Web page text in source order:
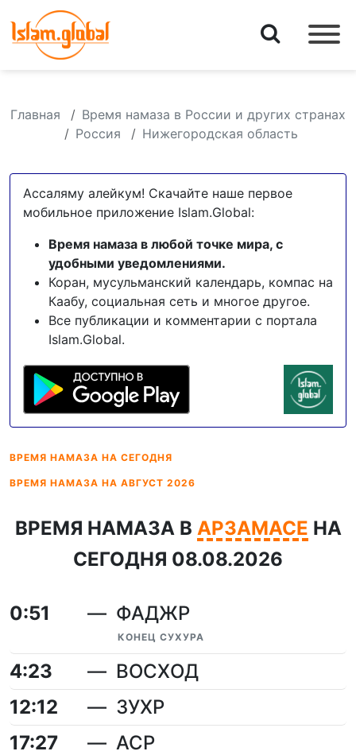
Главная
Время намаза в России и других странах
Россия
Нижегородская область
Ассаляму алейкум! Скачайте наше первое
мобильное приложение Islam.Global:
Время намаза в любой точке мира, с
удобными уведомлениями.
Коран, мусульманский календарь, компас на
Каабу, социальная сеть и многое другое.
Все публикации и комментарии с портала
Islam.Global.
ВРЕМЯ НАМАЗА НА СЕГОДНЯ
ВРЕМЯ НАМАЗА НА АВГУСТ 2026
ВРЕМЯ НАМАЗА В АРЗАМАСЕ НА
СЕГОДНЯ 08.08.2026
0:51 ФАДЖР
КОНЕЦ СУХУРА
4:23
ВОСХОД
12:12
ЗУХР
17:27
АСР